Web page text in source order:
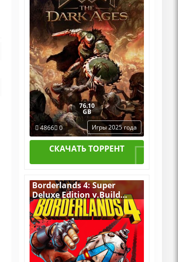
DLC
76.10
GB
4866 0 Игры 2025 года
СКАЧАТЬ ТОРРЕНТ
Borderlands 4: Super
Deluxe Edition v.Build
21971224 [RUS|ENG] (2025)
PC Пиратка Portable + All
DLCs